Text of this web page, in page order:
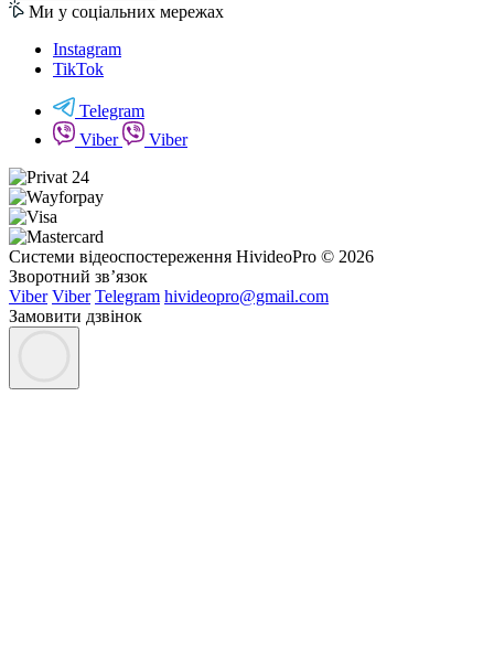
Ми у соціальних мережах
Instagram
TikTok
Telegram
Viber
Viber
Системи відеоспостереження HivideoPro © 2026
Зворотний зв’язок
Viber Viber Telegram hivideopro@gmail.com
Замовити дзвінок